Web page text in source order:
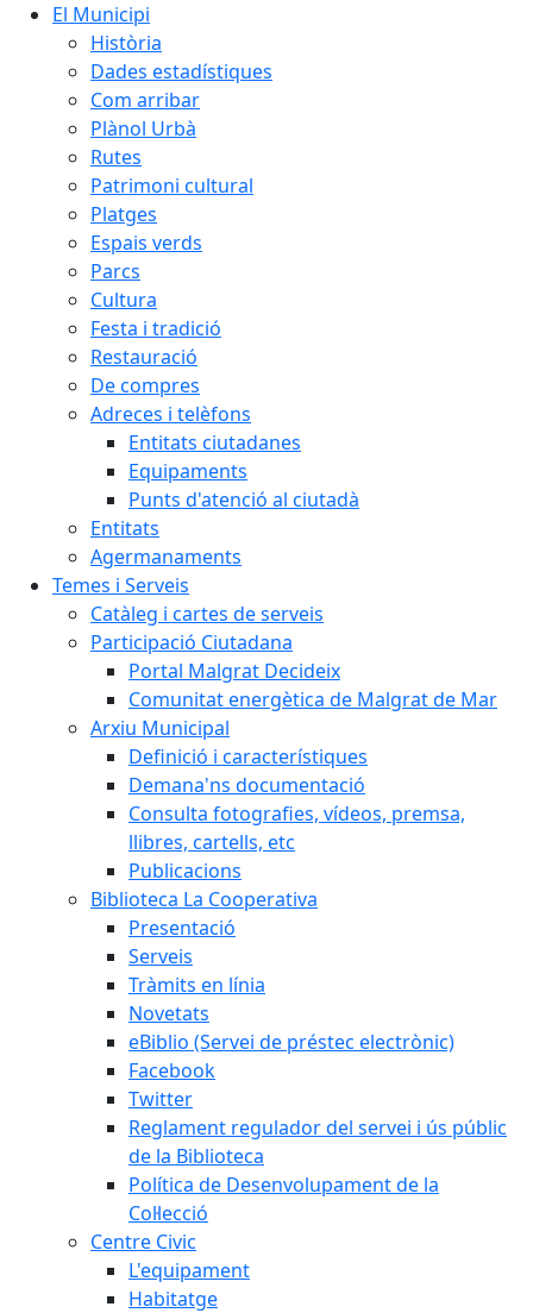
El Municipi
Història
Dades estadístiques
Com arribar
Plànol Urbà
Rutes
Patrimoni cultural
Platges
Espais verds
Parcs
Cultura
Festa i tradició
Restauració
De compres
Adreces i telèfons
Entitats ciutadanes
Equipaments
Punts d'atenció al ciutadà
Entitats
Agermanaments
Temes i Serveis
Catàleg i cartes de serveis
Participació Ciutadana
Portal Malgrat Decideix
Comunitat energètica de Malgrat de Mar
Arxiu Municipal
Definició i característiques
Demana'ns documentació
Consulta fotografies, vídeos, premsa,
llibres, cartells, etc
Publicacions
Biblioteca La Cooperativa
Presentació
Serveis
Tràmits en línia
Novetats
eBiblio (Servei de préstec electrònic)
Facebook
Twitter
Reglament regulador del servei i ús públic
de la Biblioteca
Política de Desenvolupament de la
Col·lecció
Centre Civic
L'equipament
Habitatge